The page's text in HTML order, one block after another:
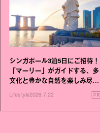
シンガポール3泊5日にご招待！
「マーリー」がガイドする、多
文化と豊かな自然を楽しみ尽く
Lifestyle2026.7.22 PR